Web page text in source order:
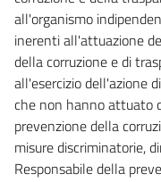
all'organismo
inerenti all'attuazione
della corruzione e di
all'esercizio dell'azione
che non hanno attuato
prevenzione della
misure discriminatorie,
Responsabile della